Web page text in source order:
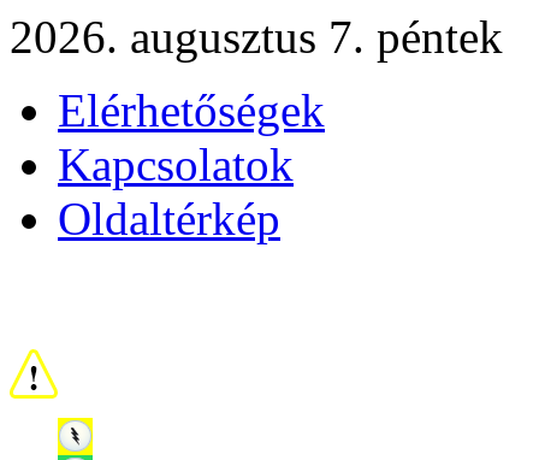
2026. augusztus 7. péntek
Elérhetőségek
Kapcsolatok
Oldaltérkép